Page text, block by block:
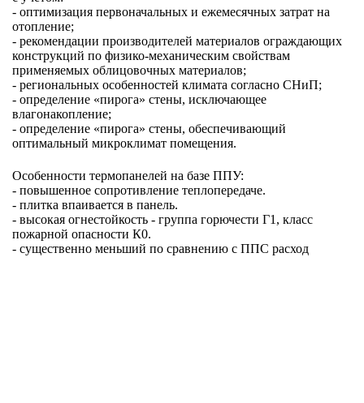
- оптимизация первоначальных и ежемесячных затрат на
отопление;
- рекомендации производителей материалов ограждающих
конструкций по физико-механическим свойствам
применяемых облицовочных материалов;
- региональных особенностей климата согласно СНиП;
- определение «пирога» стены, исключающее
влагонакопление;
- определение «пирога» стены, обеспечивающий
оптимальный микроклимат помещения.
Особенности термопанелей на базе ППУ:
- повышенное сопротивление теплопередаче.
- плитка впаивается в панель.
- высокая огнестойкость - группа горючести Г1, класс
пожарной опасности К0.
- существенно меньший по сравнению с ППС расход